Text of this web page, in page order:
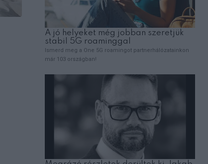
ÉLETMÓD , HOROSZKÓP
2026- Dalai láma különleges jóslata a